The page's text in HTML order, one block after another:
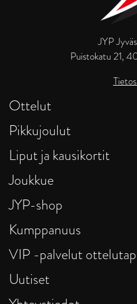
JYP
Puistokatu 21,
Ottelut
Pikkujoulut
Liput ja kausikortit
Joukkue
JYP-shop
Kumppanuus
VIP -palvelut
Uutiset